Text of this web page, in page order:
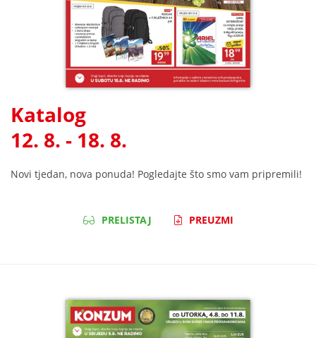
Katalog
12. 8. - 18. 8.
Novi tjedan, nova ponuda! Pogledajte što smo vam pripremili!
PRELISTAJ PREUZMI